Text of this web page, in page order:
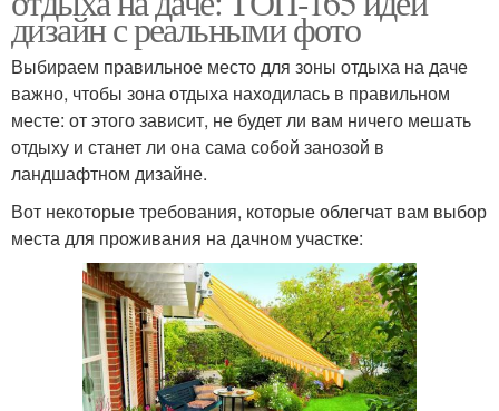
дизайн с реальными фото
Выбираем правильное место для зоны отдыха на даче
важно, чтобы зона отдыха находилась в правильном
месте: от этого зависит, не будет ли вам ничего мешать
отдыху и станет ли она сама собой занозой в
ландшафтном дизайне.
Вот некоторые требования, которые облегчат вам выбор
места для проживания на дачном участке: